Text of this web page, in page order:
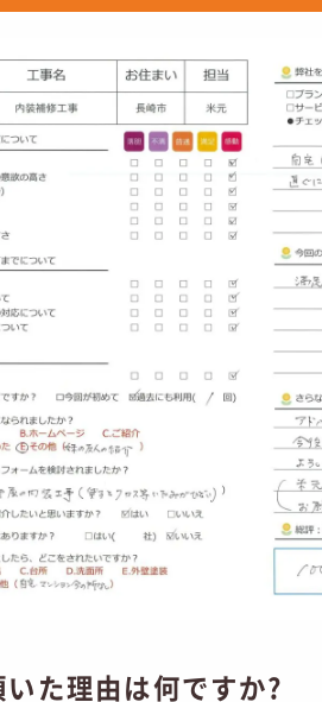
た理由は何ですか?